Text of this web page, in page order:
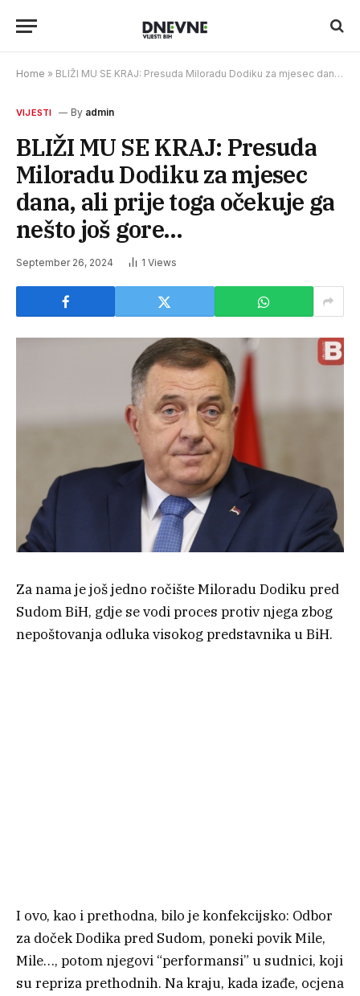
Home » BLIŽI MU SE KRAJ: Presuda Miloradu Dodiku za mjesec dana, ali prije toga očekuje ga nešto još gore…
VIJESTI By admin
BLIŽI MU SE KRAJ: Presuda
Miloradu Dodiku za mjesec
dana, ali prije toga očekuje ga
nešto još gore…
September 26, 2024 1 Views
Za nama je još jedno ročište Miloradu Dodiku pred
Sudom BiH, gdje se vodi proces protiv njega zbog
nepoštovanja odluka visokog predstavnika u BiH.
I ovo, kao i prethodna, bilo je konfekcijsko: Odbor
za doček Dodika pred Sudom, poneki povik Mile,
Mile…, potom njegovi “performansi” u sudnici, koji
su repriza prethodnih. Na kraju, kada izađe, ocjena